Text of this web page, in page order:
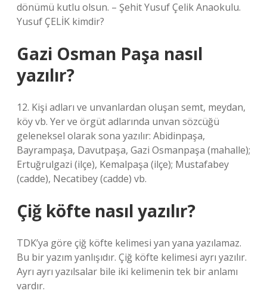
dönümü kutlu olsun. – Şehit Yusuf Çelik Anaokulu.
Yusuf ÇELİK kimdir?
Gazi Osman Paşa nasıl
yazılır?
12. Kişi adları ve unvanlardan oluşan semt, meydan,
köy vb. Yer ve örgüt adlarında unvan sözcüğü
geleneksel olarak sona yazılır: Abidinpaşa,
Bayrampaşa, Davutpaşa, Gazi Osmanpaşa (mahalle);
Ertuğrulgazi (ilçe), Kemalpaşa (ilçe); Mustafabey
(cadde), Necatibey (cadde) vb.
Çiğ köfte nasıl yazılır?
TDK’ya göre çiğ köfte kelimesi yan yana yazılamaz.
Bu bir yazım yanlışıdır. Çiğ köfte kelimesi ayrı yazılır.
Ayrı ayrı yazılsalar bile iki kelimenin tek bir anlamı
vardır.